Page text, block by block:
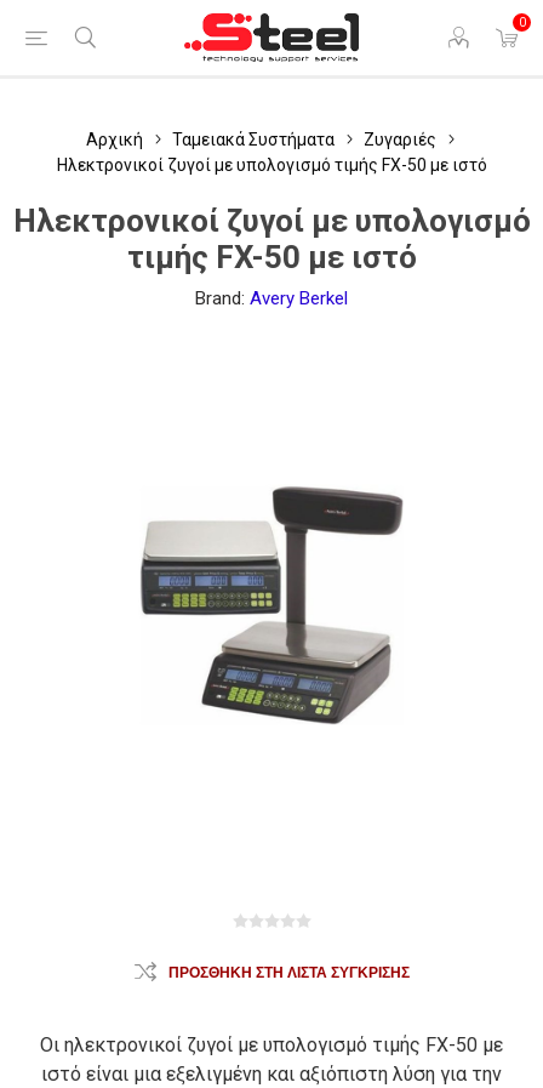
0
Αρχική Ταμειακά Συστήματα
Ζυγαριές
Ηλεκτρονικοί ζυγοί με υπολογισμό τιμής FX-50 με ιστό
Ηλεκτρονικοί ζυγοί με υπολογισμό
τιμής FX-50 με ιστό
Brand: Avery Berkel
ΠΡΟΣΘΉΚΗ ΣΤΗ ΛΊΣΤΑ ΣΎΓΚΡΙΣΗΣ
Οι ηλεκτρονικοί ζυγοί με υπολογισμό τιμής FX-50 με
ιστό είναι μια εξελιγμένη και αξιόπιστη λύση για την